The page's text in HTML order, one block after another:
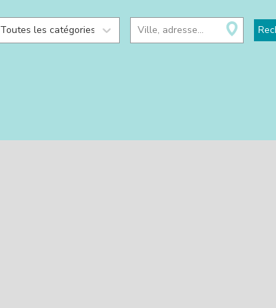
Toutes les catégories Ville, adresse...